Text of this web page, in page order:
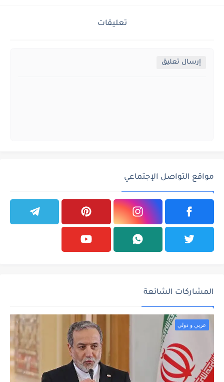
تعليقات
إرسال تعليق
مواقع التواصل الإجتماعي
المشاركات الشائعة
عربي و دولي